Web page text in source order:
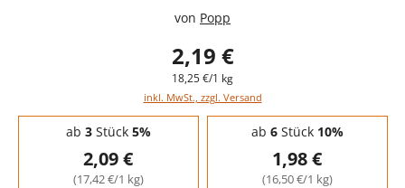
von Popp
2,19 €
18,25 €/1 kg
inkl. MwSt., zzgl. Versand
Staffelpreise - Mengenrabatt
ab 3Stück 5%
2,09 €
(17,42 €/1 kg)
ab 6Stück 10%
1,98 €
(16,50 €/1 kg)